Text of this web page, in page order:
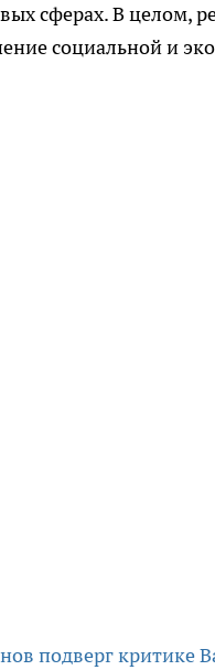
сферах. В целом,
социальной и
подверг критике